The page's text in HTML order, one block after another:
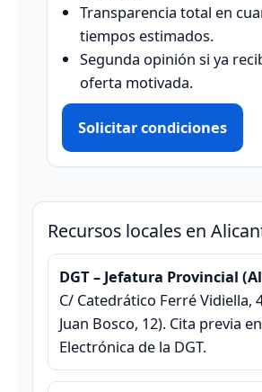
Transparencia total en
tiempos estimados.
Segunda opinión si ya
oferta motivada.
Solicitar condiciones
Recursos locales en
DGT – Jefatura Provincial
C/ Catedrático Ferré Vidiella,
Juan Bosco, 12). Cita previa
Electrónica de la DGT.